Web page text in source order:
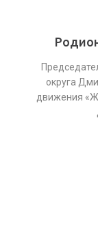
округа
движения